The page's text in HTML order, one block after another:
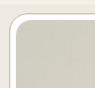
Monument